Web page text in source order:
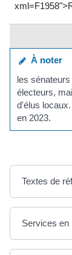
À noter
les
électeurs,
d'élus
en 2023.
Textes de
Services en